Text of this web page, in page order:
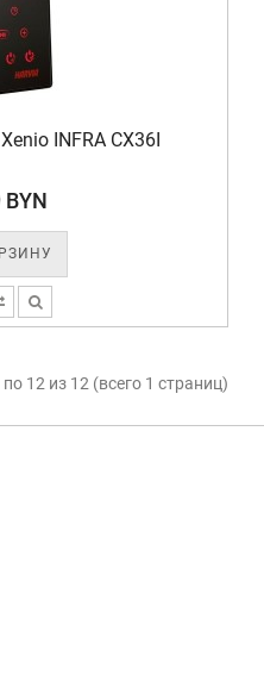
INFRA CX36I
BYN
12 из 12 (всего 1 страниц)